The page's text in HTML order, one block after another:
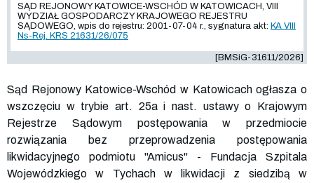
SĄD REJONOWY KATOWICE-WSCHÓD W KATOWICACH, VIII
WYDZIAŁ GOSPODARCZY KRAJOWEGO REJESTRU
SĄDOWEGO, wpis do rejestru: 2001-07-04 r., sygnatura akt: KA VIII
Ns-Rej. KRS 21631/26/075
[BMSiG-31611/2026]
Sąd Rejonowy Katowice-Wschód w Katowicach ogłasza o
wszczęciu w trybie art. 25a i nast. ustawy o Krajowym
Rejestrze Sądowym postępowania w przedmiocie
rozwiązania bez przeprowadzenia postępowania
likwidacyjnego podmiotu "Amicus" - Fundacja Szpitala
Wojewódzkiego w Tychach w likwidacji z siedzibą w